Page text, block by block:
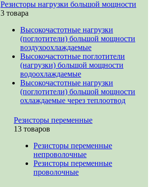
Резисторы нагрузки большой мощности
3 товара
Высокочастотные нагрузки
(поглотители) большой мощности
воздухоохлаждаемые
Высокочастотные поглотители
(нагрузки) большой мощности
водоохлаждаемые
Высокочастотные нагрузки
(поглотители) большой мощности
охлаждаемые через теплоотвод
Резисторы переменные
13 товаров
Резисторы переменные
непроволочные
Резисторы переменные
проволочные